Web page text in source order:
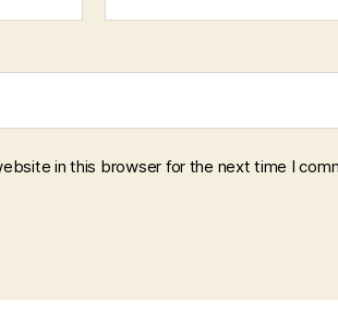
in this browser for the next time I